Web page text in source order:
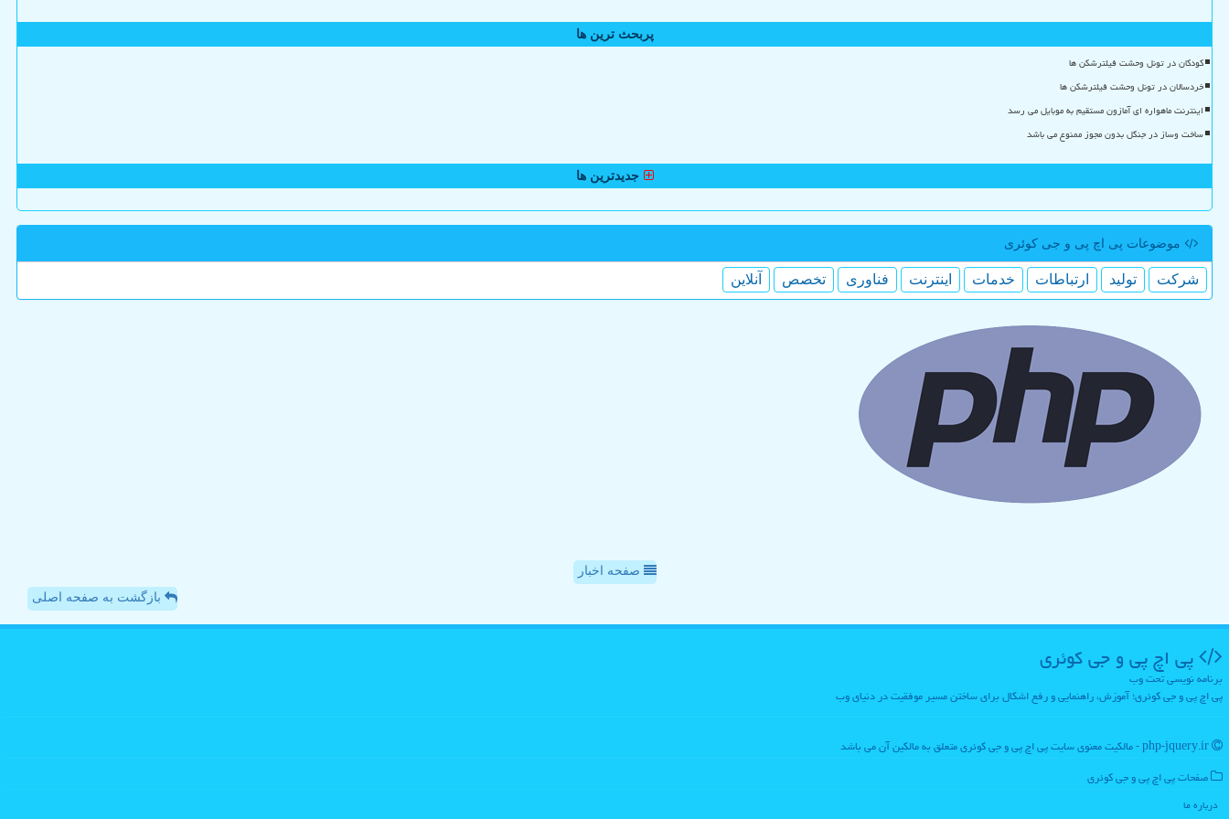
پربحث ترین ها
کودکان در تونل وحشت فیلترشکن ها
خردسالان در تونل وحشت فیلترشکن ها
اینترنت ماهواره ای آمازون مستقیم به موبایل می رسد
ساخت وساز در جنگل بدون مجوز ممنوع می باشد
جدیدترین ها
موضوعات پی اچ پی و جی كوئری
شركت تولید ارتباطات خدمات اینترنت فناوری تخصص آنلاین
صفحه اخبار
بازگشت به صفحه اصلی
پی اچ پی و جی كوئری
برنامه نویسی تحت وب
پی اچ پی و جی کوئری؛ آموزش، راهنمایی و رفع اشکال برای ساختن مسیر موفقیت در دنیای وب
صفحات پی اچ پی و جی كوئری
درباره ما